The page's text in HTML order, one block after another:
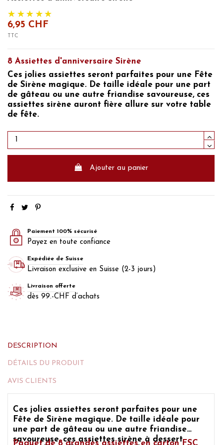
6,95 CHF
TTC
8 Assiettes d'anniversaire Sirène
Ces jolies assiettes seront parfaites pour une Fête
de Sirène magique. De taille idéale pour une part
de gâteau ou une autre friandise savoureuse, ces
assiettes sirène auront fière allure sur votre table
de fête.
Ajouter au panier
Paiement 100% sécurisé
Payez en toute confiance
Expédiée de Suisse
Livraison exclusive en Suisse (2-3 jours)
Livraison offerte
dès 99.-CHF d’achats
DESCRIPTION
DÉTAILS DU PRODUIT
AVIS CLIENTS
Ces jolies assiettes seront parfaites pour une
Fête de Sirène magique. De taille idéale pour
une part de gâteau ou une autre friandise
savoureuse, ces assiettes sirène à dessert
Paquet de 8 grandes assiettesen carton FSC